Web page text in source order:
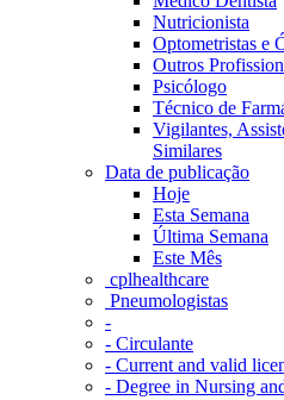
Nutricionista
Optometristas e
Outros
Psicólogo
Técnico de
Vigilantes,
Similares
Data de publicação
Hoje
Esta Semana
Última Semana
Este Mês
‎ cplhealthcare‬
Pneumologistas
-
- Circulante
- Current and valid
- Degree in Nursing